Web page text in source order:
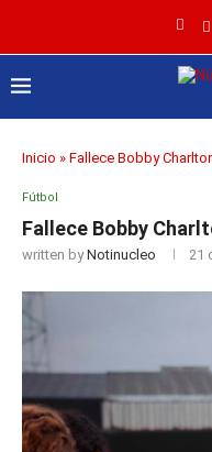
Inicio » Fallece Bobby
Fútbol
Fallece Bobby
written byNotinucleo 21